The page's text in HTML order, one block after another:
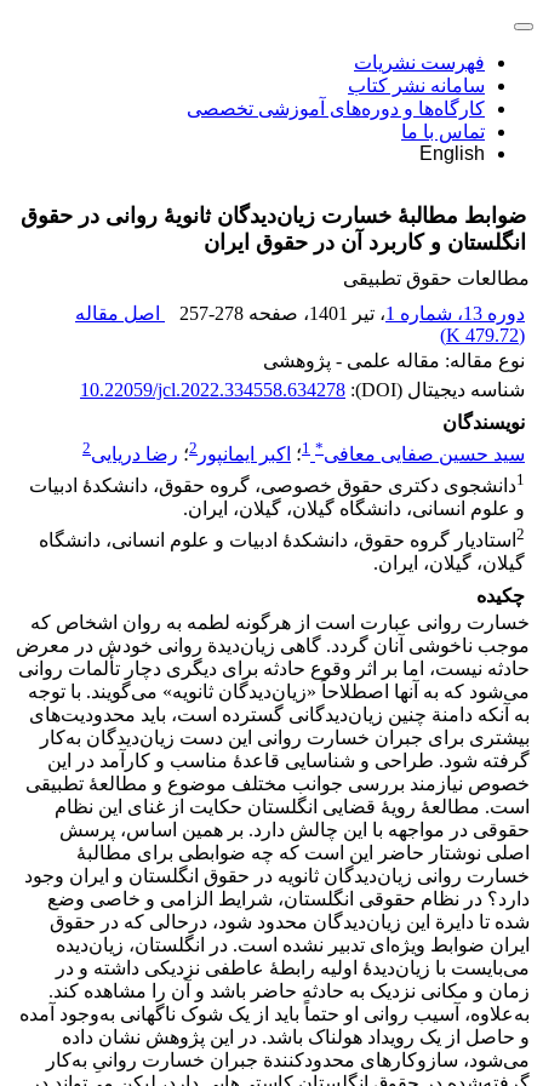
فهرست نشریات
سامانه نشر کتاب
کارگاه‌ها و دوره‌های آموزشی تخصصی
تماس با ما
English
ضوابط مطالبۀ خسارت زیان‌دیدگان ثانویۀ روانی در حقوق
انگلستان و کاربرد آن در حقوق ایران
مطالعات حقوق تطبیقی
دوره 13، شماره 1
، تیر 1401 ، صفحه 257-278
اصل مقاله
(
479.72 K
)
نوع مقاله: مقاله علمی - پژوهشی
شناسه دیجیتال (DOI):
10.22059/jcl.2022.334558.634278
نویسندگان
سید حسین صفایی معافی*
1؛ اکبر ایمانپور 2؛ رضا دریایی2
1دانشجوی دکتری حقوق خصوصی، گروه حقوق، دانشکدۀ ادبیات
و علوم انسانی، دانشگاه گیلان، گیلان، ایران.
2 استادیار گروه حقوق، دانشکدۀ ادبیات و علوم انسانی، دانشگاه
گیلان، گیلان، ایران.
چکیده
خسارت روانی عبارت است از هرگونه لطمه به روان اشخاص که
موجب ناخوشی آنان گردد. گاهی زیان‌دیدة روانی خودش در معرض
حادثه نیست، اما بر اثر وقوع حادثه برای دیگری دچار تألمات روانی
می‌شود که به آنها اصطلاحاً «زیان‌دیدگان ثانویه» می‌گویند. با توجه
به آنکه دامنة چنین زیان‌دیدگانی گسترده است، باید محدودیت‌های
بیشتری برای جبران خسارت روانی این دست زیان‌دیدگان به‌کار
گرفته شود. طراحی و شناسایی قاعدۀ مناسب و کارآمد در این
خصوص نیازمند بررسی جوانب مختلف موضوع و مطالعۀ تطبیقی
است. مطالعۀ رویۀ قضایی انگلستان حکایت از غنای این نظام
حقوقی در مواجهه با این چالش دارد. بر همین اساس، پرسش
اصلی نوشتار حاضر این است که چه ضوابطی برای مطالبۀ
خسارت روانی زیان‌دیدگان ثانویه در حقوق انگلستان و ایران وجود
دارد؟ در نظام حقوقی انگلستان، شرایط الزامی و خاصی وضع
شده تا دایرة این زیان‌دیدگان محدود شود، درحالی که در حقوق
ایران ضوابط ویژه‌ای تدبیر نشده است. در انگلستان، زیان‌دیده
می‌بایست با زیان‌دیدۀ اولیه رابطۀ عاطفی نزدیکی داشته و در
زمان و مکانی نزدیک به حادثه حاضر باشد و آن را مشاهده کند.
به‌علاوه، آسیب روانی او حتماً باید از یک شوک ناگهانی به‌وجود آمده
و حاصل از یک رویداد هولناک باشد. در این پژوهش نشان داده
می‌شود، سازوکارهای محدودکنندة جبران خسارت روانیِ به‌کار